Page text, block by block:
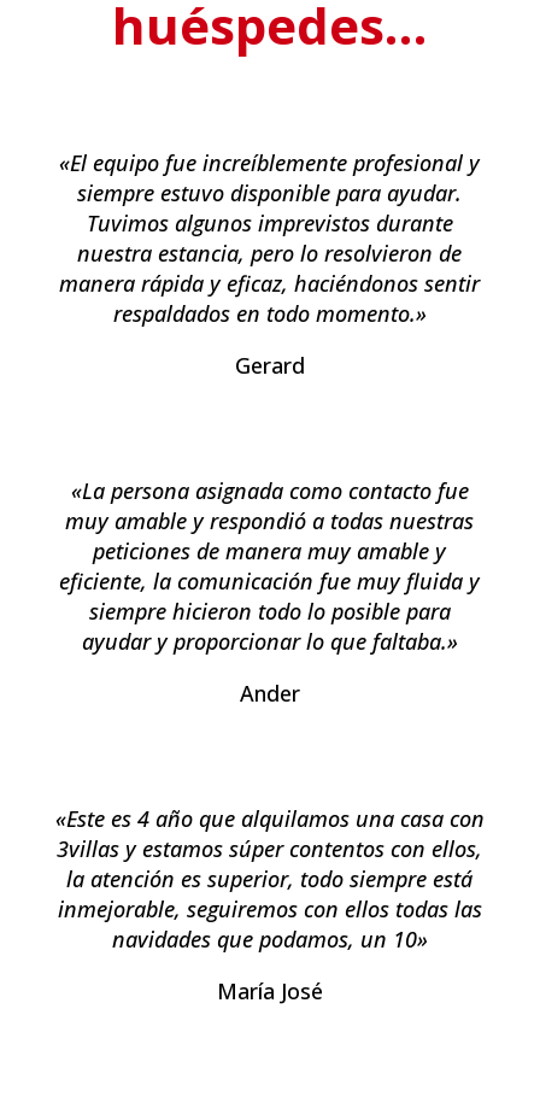
huéspedes…
«El equipo fue increíblemente profesional y
siempre estuvo disponible para ayudar.
Tuvimos algunos imprevistos durante
nuestra estancia, pero lo resolvieron de
manera rápida y eficaz, haciéndonos sentir
respaldados en todo momento.»
Gerard
«La persona asignada como contacto fue
muy amable y respondió a todas nuestras
peticiones de manera muy amable y
eficiente, la comunicación fue muy fluida y
siempre hicieron todo lo posible para
ayudar y proporcionar lo que faltaba.»
Ander
«Este es 4 año que alquilamos una casa con
3villas y estamos súper contentos con ellos,
la atención es superior, todo siempre está
inmejorable, seguiremos con ellos todas las
navidades que podamos, un 10»
María José